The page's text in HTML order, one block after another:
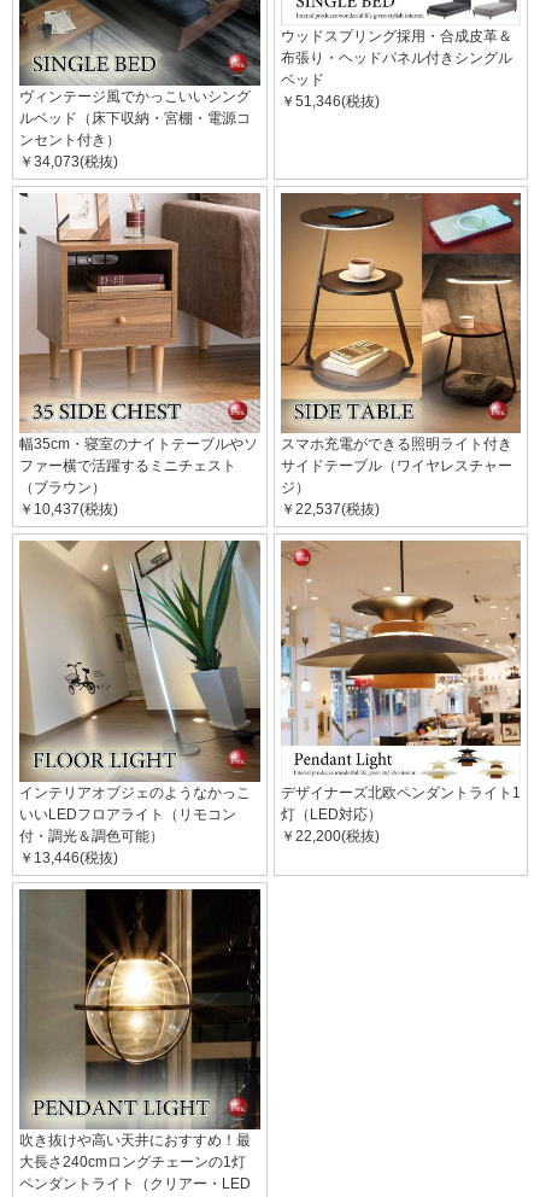
ヴィンテージ風でかっこいいシング
ルベッド（床下収納・宮棚・電源コ
ンセント付き）
￥34,073(税抜)
ウッドスプリング採用・合成皮革＆
布張り・ヘッドパネル付きシングル
ベッド
￥51,346(税抜)
幅35cm・寝室のナイトテーブルやソ
ファー横で活躍するミニチェスト
（ブラウン）
￥10,437(税抜)
スマホ充電ができる照明ライト付き
サイドテーブル（ワイヤレスチャー
ジ）
￥22,537(税抜)
インテリアオブジェのようなかっこ
いいLEDフロアライト（リモコン
付・調光＆調色可能）
￥13,446(税抜)
デザイナーズ北欧ペンダントライト1
灯（LED対応）
￥22,200(税抜)
吹き抜けや高い天井におすすめ！最
大長さ240cmロングチェーンの1灯
ペンダントライト（クリアー・LED